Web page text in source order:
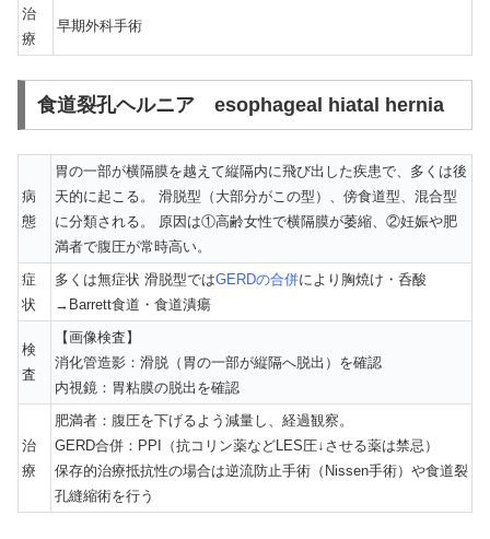
治
療
早期外科手術
食道裂孔ヘルニア esophageal hiatal hernia
病
態
胃の一部が横隔膜を越えて縦隔内に飛び出した疾患で、多くは後
天的に起こる。 滑脱型（大部分がこの型）、傍食道型、混合型
に分類される。 原因は①高齢女性で横隔膜が萎縮、②妊娠や肥
満者で腹圧が常時高い。
症
状
多くは無症状 滑脱型ではGERDの合併により胸焼け・呑酸
→Barrett食道・食道潰瘍
検
査
【画像検査】
消化管造影：滑脱（胃の一部が縦隔へ脱出）を確認
内視鏡：胃粘膜の脱出を確認
治
療
肥満者：腹圧を下げるよう減量し、経過観察。
GERD合併：PPI（抗コリン薬などLES圧↓させる薬は禁忌）
保存的治療抵抗性の場合は逆流防止手術（Nissen手術）や食道裂
孔縫縮術を行う